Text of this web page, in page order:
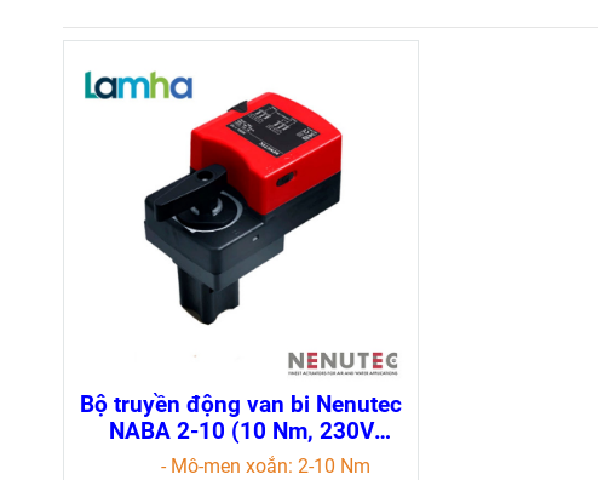
Bộ truyền động van bi Nenutec
NABA 2-10 (10 Nm, 230V
AC/DC, 100...120 giây)
- Mô-men xoắn: 2-10 Nm